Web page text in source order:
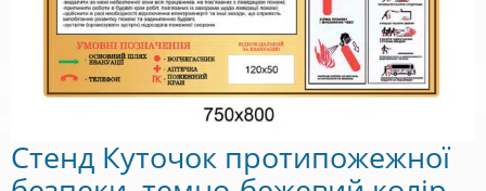
Стенд Куточок протипожежної